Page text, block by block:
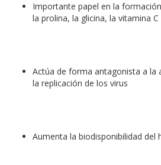
Importante papel en la
la prolina, la glicina, la vitamina
Actúa de forma antagonista a la
la replicación de los virus
Aumenta la biodisponibilidad del